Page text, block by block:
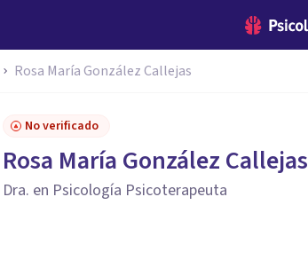
Rosa María González Callejas
No verificado
Rosa María González Callejas
Dra. en Psicología Psicoterapeuta